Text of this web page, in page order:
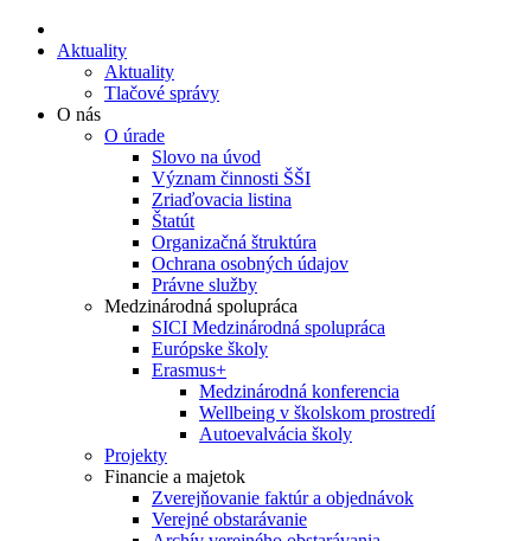
Aktuality
Aktuality
Tlačové správy
O nás
O úrade
Slovo na úvod
Význam činnosti ŠŠI
Zriaďovacia listina
Štatút
Organizačná štruktúra
Ochrana osobných údajov
Právne služby
Medzinárodná spolupráca
SICI Medzinárodná spolupráca
Európske školy
Erasmus+
Medzinárodná konferencia
Wellbeing v školskom prostredí
Autoevalvácia školy
Projekty
Financie a majetok
Zverejňovanie faktúr a objednávok
Verejné obstarávanie